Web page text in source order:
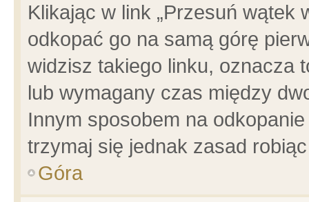
Klikając w link „Przesuń wątek
odkopać go na samą górę
widzisz takiego linku, oznacza
lub wymagany czas między
Innym sposobem na
trzymaj się jednak zasad
Góra